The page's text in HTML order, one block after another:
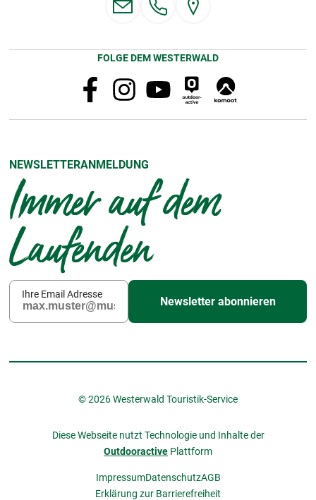
FOLGE DEM WESTERWALD
NEWSLETTERANMELDUNG
Immer auf dem
Laufenden
Ihre Email Adresse
Newsletter abonnieren
© 2026 Westerwald Touristik-Service
Diese Webseite nutzt Technologie und Inhalte der
Outdooractive Plattform
ImpressumDatenschutzAGB
Erklärung zur Barrierefreiheit